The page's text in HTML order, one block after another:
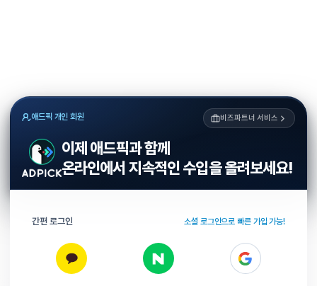
애드픽 개인 회원 비즈파트너 서비스
이제 애드픽과 함께
온라인에서 지속적인 수입을 올려보세요!
간편 로그인 소셜 로그인으로 빠른 가입 가능!